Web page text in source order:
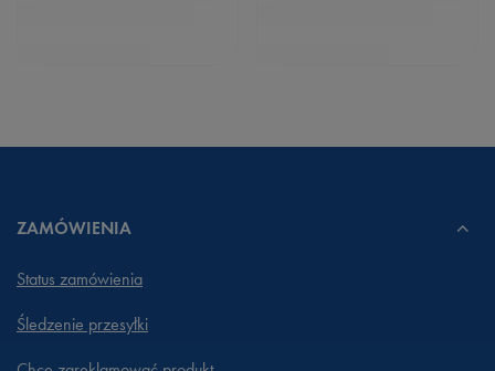
ZAMÓWIENIA
Status zamówienia
Śledzenie przesyłki